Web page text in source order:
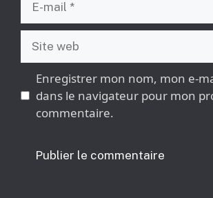
Enregistrer mon nom, mon e-
dans le navigateur pour mon
commentaire.